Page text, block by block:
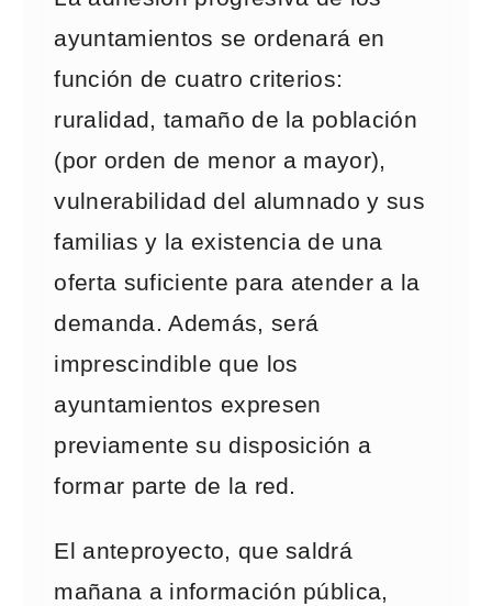
ayuntamientos se ordenará en
función de cuatro criterios:
ruralidad, tamaño de la población
(por orden de menor a mayor),
vulnerabilidad del alumnado y sus
familias y la existencia de una
oferta suficiente para atender a la
demanda. Además, será
imprescindible que los
ayuntamientos expresen
previamente su disposición a
formar parte de la red.
El anteproyecto, que saldrá
mañana a información pública,